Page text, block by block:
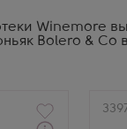
Winemore
Bolero & Co